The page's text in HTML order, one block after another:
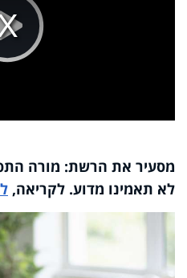
Play
Video
מסעיר את הרשת: מורה
לא תאמינו מדוע. לקריאה,